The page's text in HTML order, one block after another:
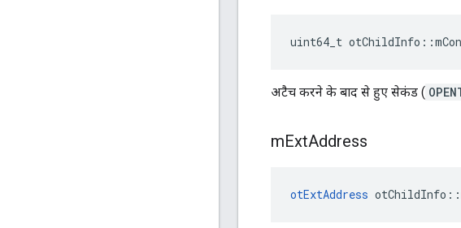
uint64_t otChildInfo ::
अटैच करने के बाद से हुए सेकंड (
mExtAddress
otExtAddress otChildInfo ::